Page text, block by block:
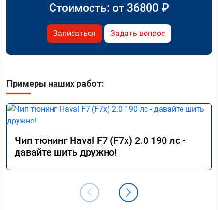
Стоимость: от 36800 ₽
Записаться Задать вопрос
Примеры наших работ:
Чип тюнинг Haval F7 (F7x) 2.0 190 лс -
давайте шить дружно!